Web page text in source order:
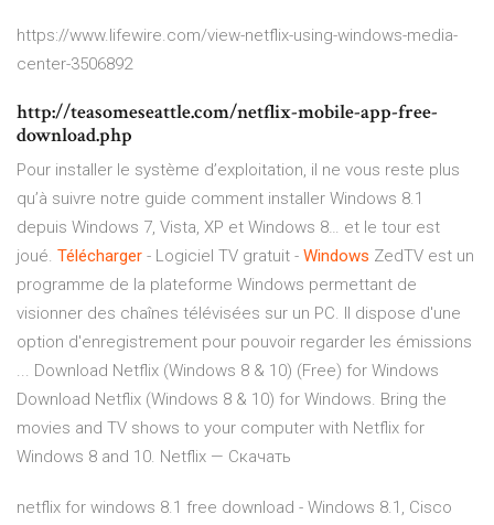
https://www.lifewire.com/view-netflix-using-windows-media-
center-3506892
http://teasomeseattle.com/netflix-mobile-app-free-
download.php
Pour installer le système d’exploitation, il ne vous reste plus
qu’à suivre notre guide comment installer Windows 8.1
depuis Windows 7, Vista, XP et Windows 8… et le tour est
joué. Télécharger - Logiciel TV gratuit - Windows ZedTV est un
programme de la plateforme Windows permettant de
visionner des chaînes télévisées sur un PC. Il dispose d'une
option d'enregistrement pour pouvoir regarder les émissions
... Download Netflix (Windows 8 & 10) (Free) for Windows
Download Netflix (Windows 8 & 10) for Windows. Bring the
movies and TV shows to your computer with Netflix for
Windows 8 and 10. Netflix — Скачать
netflix for windows 8.1 free download - Windows 8.1, Cisco